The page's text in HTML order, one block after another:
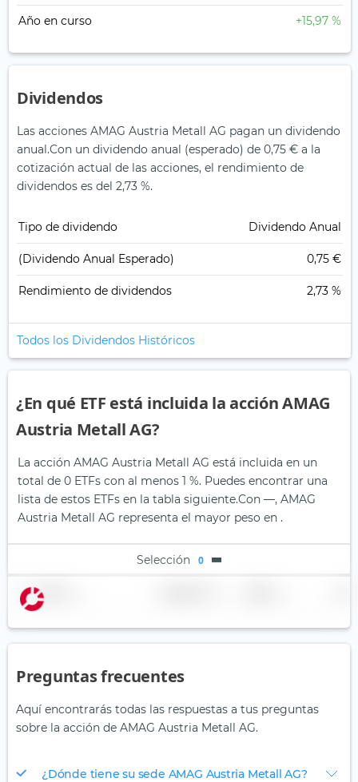
Año en curso +15,97 %
Dividendos
Las acciones AMAG Austria Metall AG pagan un dividendo
anual.Con un dividendo anual (esperado) de 0,75 € a la
cotización actual de las acciones, el rendimiento de
dividendos es del 2,73 %.
Tipo de dividendo Dividendo Anual
(Dividendo Anual Esperado) 0,75 €
Rendimiento de dividendos 2,73 %
Todos los Dividendos Históricos
¿En qué ETF está incluida la acción AMAG
Austria Metall AG?
La acción AMAG Austria Metall AG está incluida en un
total de 0 ETFs con al menos 1 %. Puedes encontrar una
lista de estos ETFs en la tabla siguiente.Con —, AMAG
Austria Metall AG representa el mayor peso en .
Selección 0
Nombre
Preguntas frecuentes
Aquí encontrarás todas las respuestas a tus preguntas
sobre la acción de AMAG Austria Metall AG.
¿Dónde tiene su sede AMAG Austria Metall AG?